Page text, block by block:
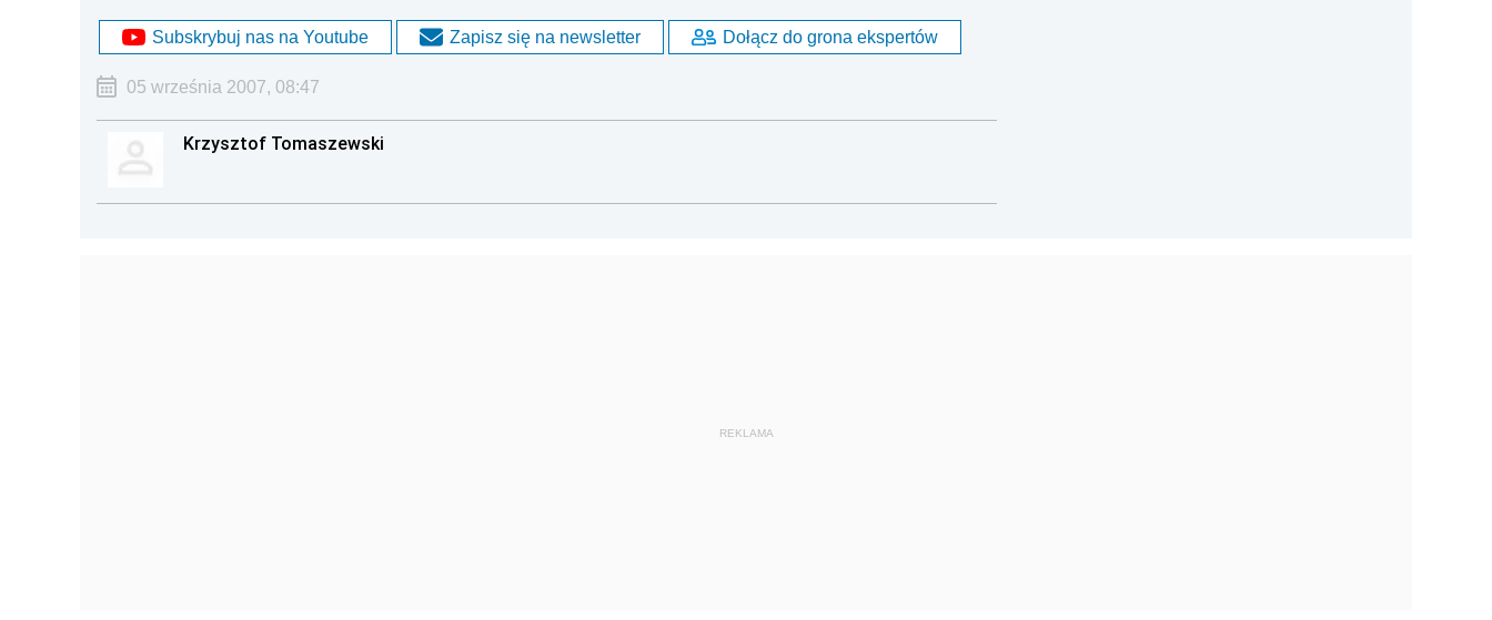
Subskrybuj nas na Youtube Zapisz się na newsletter Dołącz do grona ekspertów
05 września 2007, 08:47
Krzysztof Tomaszewski